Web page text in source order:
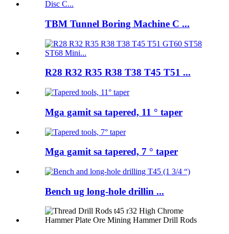
TBM Tunnel Boring Machine C ...
R28 R32 R35 R38 T38 T45 T51 ...
Mga gamit sa tapered, 11 ° taper
Mga gamit sa tapered, 7 ° taper
Bench ug long-hole drillin ...